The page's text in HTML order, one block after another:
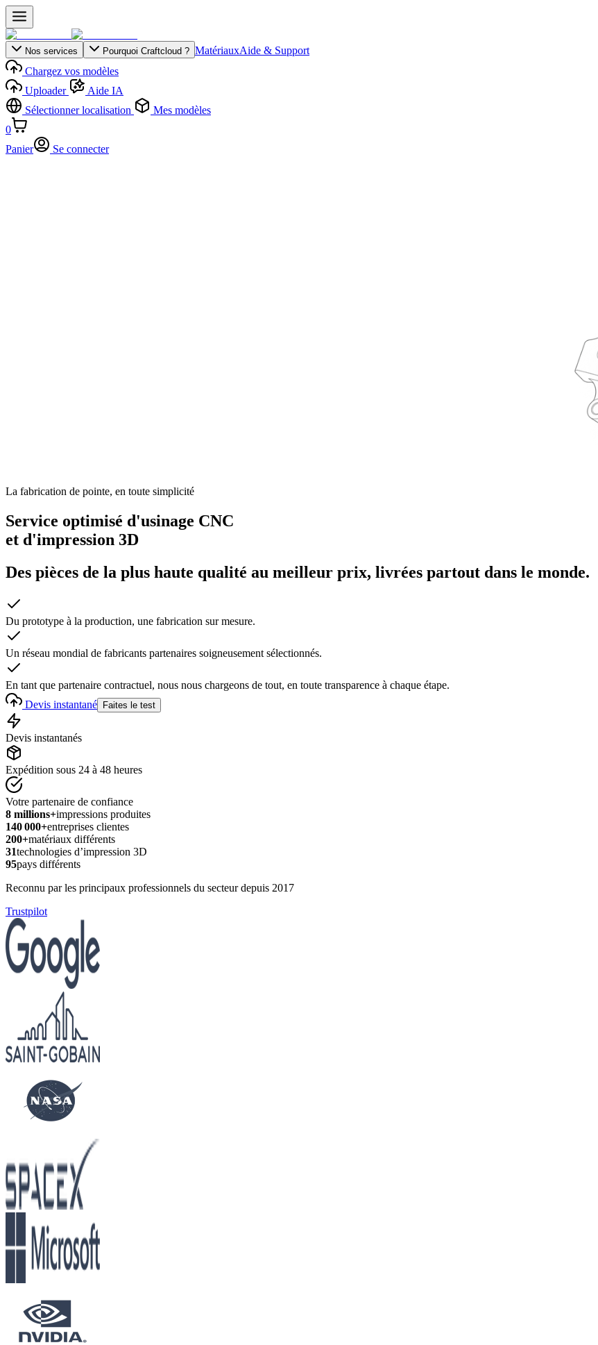
Nos services Pourquoi Craftcloud ? MatériauxAide & Support
Chargez vos modèles
Uploader
Aide IA
Sélectionner localisation
Mes modèles
0
Panier
Se connecter
La fabrication de pointe, en toute simplicité
Service optimisé d'usinage CNC
et d'impression 3D
Des pièces de la plus haute qualité au meilleur prix, livrées partout dans le monde.
Du prototype à la production, une fabrication sur mesure.
Un réseau mondial de fabricants partenaires soigneusement sélectionnés.
En tant que partenaire contractuel, nous nous chargeons de tout, en toute transparence à chaque étape.
Devis instantané
Faites le test
Devis instantanés
Expédition sous 24 à 48 heures
Votre partenaire de confiance
8 millions+impressions produites
140 000+entreprises clientes
200+matériaux différents
31technologies d’impression 3D
95pays différents
Reconnu par les principaux professionnels du secteur depuis 2017
Trustpilot